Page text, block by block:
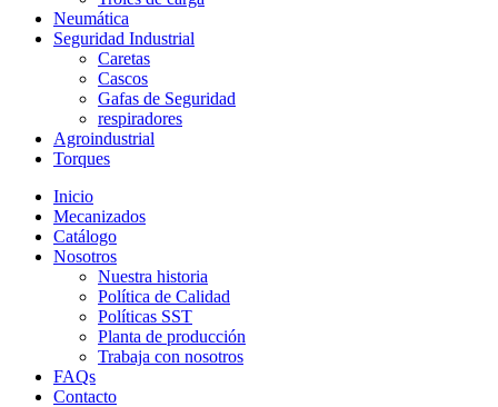
Neumática
Seguridad Industrial
Caretas
Cascos
Gafas de Seguridad
respiradores
Agroindustrial
Torques
Inicio
Mecanizados
Catálogo
Nosotros
Nuestra historia
Política de Calidad
Políticas SST
Planta de producción
Trabaja con nosotros
FAQs
Contacto